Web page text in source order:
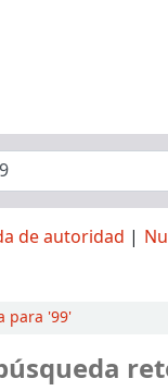
de autoridad
para '99'